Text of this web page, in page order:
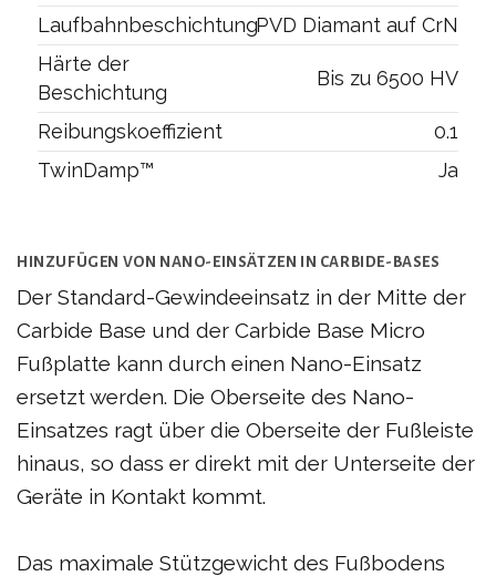
LaufbahnbeschichtungPVD Diamant auf CrN
Härte der
Beschichtung
Bis zu 6500 HV
Reibungskoeffizient
0.1
TwinDamp™
Ja
HINZUFÜGEN VON NANO-EINSÄTZEN IN CARBIDE-BASES
Der Standard-Gewindeeinsatz in der Mitte der
Carbide Base und der Carbide Base Micro
Fußplatte kann durch einen Nano-Einsatz
ersetzt werden. Die Oberseite des Nano-
Einsatzes ragt über die Oberseite der Fußleiste
hinaus, so dass er direkt mit der Unterseite der
Geräte in Kontakt kommt.
Das maximale Stützgewicht des Fußbodens